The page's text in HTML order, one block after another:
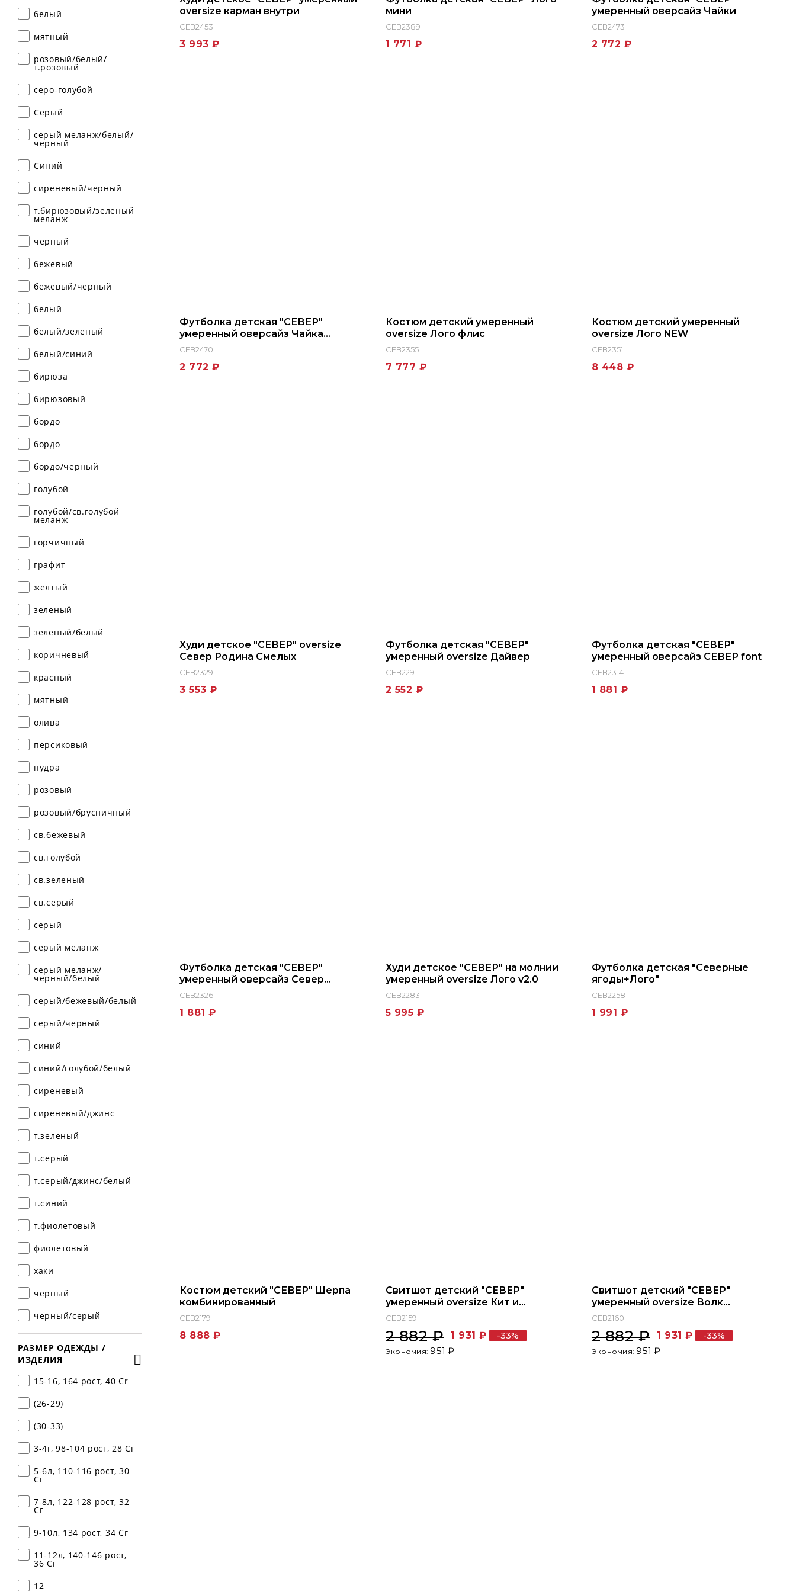
белый
мятный
розовый/белый/
т.розовый
серо-голубой
Серый
серый меланж/белый/
черный
Синий
сиреневый/черный
т.бирюзовый/зеленый
меланж
черный
бежевый
бежевый/черный
белый
белый/зеленый
белый/синий
бирюза
бирюзовый
бордо
бордо
бордо/черный
голубой
голубой/св.голубой
меланж
горчичный
графит
желтый
зеленый
зеленый/белый
коричневый
красный
мятный
олива
персиковый
пудра
розовый
розовый/брусничный
св.бежевый
св.голубой
св.зеленый
св.серый
серый
серый меланж
серый меланж/
черный/белый
серый/бежевый/белый
серый/черный
синий
синий/голубой/белый
сиреневый
сиреневый/джинс
т.зеленый
т.серый
т.серый/джинс/белый
т.синий
т.фиолетовый
фиолетовый
хаки
черный
черный/серый
РАЗМЕР ОДЕЖДЫ /
ИЗДЕЛИЯ
15-16, 164 рост, 40 Cr
(26-29)
(30-33)
3-4г, 98-104 рост, 28 Сг
5-6л, 110-116 рост, 30
Сг
7-8л, 122-128 рост, 32
Сг
9-10л, 134 рост, 34 Сг
11-12л, 140-146 рост,
36 Сг
12
СЕВ2453
oversize карман внутри
3 993 ₽
СЕВ2389
мини
1 771 ₽
СЕВ2473
умеренный оверсайз Чайки
2 772 ₽
СЕВ2470
Футболка детская "СЕВЕР"
умеренный оверсайз Чайка
вышивка
2 772 ₽
СЕВ2355
Костюм детский умеренный
oversize Лого флис
7 777 ₽
СЕВ2351
Костюм детский умеренный
oversize Лого NEW
8 448 ₽
СЕВ2329
Худи детское "СЕВЕР" oversize
Север Родина Смелых
3 553 ₽
СЕВ2291
Футболка детская "СЕВЕР"
умеренный oversize Дайвер
2 552 ₽
СЕВ2314
Футболка детская "СЕВЕР"
умеренный оверсайз СЕВЕР font
1 881 ₽
СЕВ2326
Футболка детская "СЕВЕР"
умеренный оверсайз Север
Родина Смелых
1 881 ₽
СЕВ2283
Худи детское "СЕВЕР" на молнии
умеренный oversize Лого v2.0
5 995 ₽
СЕВ2258
Футболка детская "Северные
ягоды+Лого"
1 991 ₽
СЕВ2179
Костюм детский "СЕВЕР" Шерпа
комбинированный
8 888 ₽
-33%
СЕВ2159
Свитшот детский "СЕВЕР"
умеренный oversize Кит и
северное сияние
2 882 ₽ 1 931 ₽ -33%
Экономия:951 ₽
-33%
СЕВ2160
Свитшот детский "СЕВЕР"
умеренный oversize Волк
хоккеист
2 882 ₽ 1 931 ₽ -33%
Экономия:951 ₽